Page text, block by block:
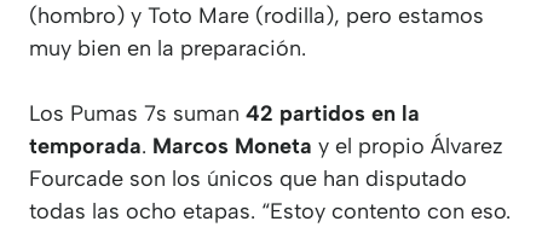
(hombro) y Toto Mare (rodilla), pero estamos
muy bien en la preparación.
Los Pumas 7s suman 42 partidos en la
temporada. Marcos Moneta y el propio Álvarez
Fourcade son los únicos que han disputado
todas las ocho etapas. “Estoy contento con eso.